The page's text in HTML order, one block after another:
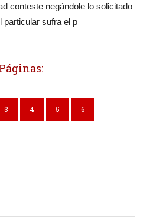
conteste negándole lo solicitado
particular sufra el p
Páginas:
3 4 5 6